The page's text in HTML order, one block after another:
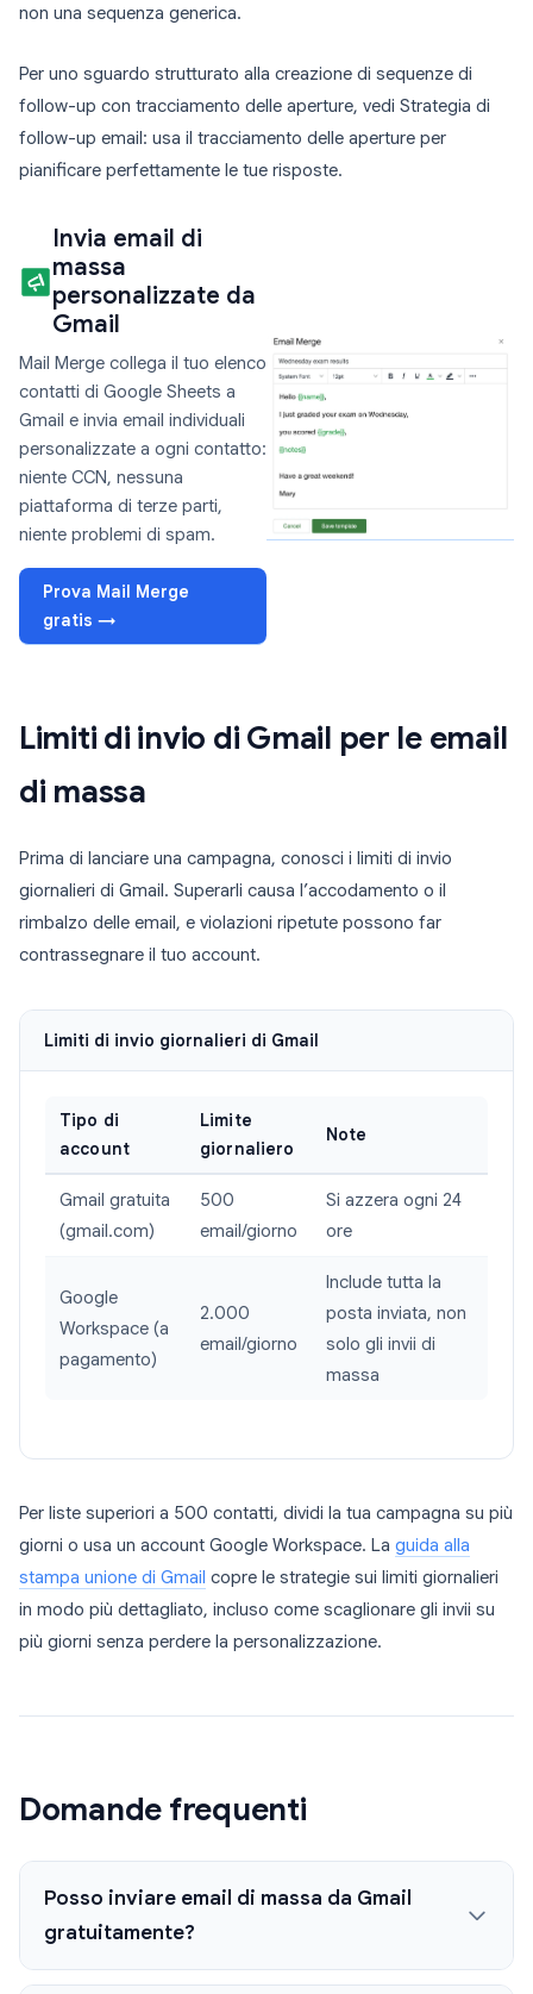
non una sequenza generica.
Per uno sguardo strutturato alla creazione di sequenze di
follow-up con tracciamento delle aperture, vedi Strategia di
follow-up email: usa il tracciamento delle aperture per
pianificare perfettamente le tue risposte.
Invia email di
massa
personalizzate da
Gmail
Mail Merge collega il tuo elenco
contatti di Google Sheets a
Gmail e invia email individuali
personalizzate a ogni contatto:
niente CCN, nessuna
piattaforma di terze parti,
niente problemi di spam.
Prova Mail Merge
gratis →
Limiti di invio di Gmail per le email
di massa
Prima di lanciare una campagna, conosci i limiti di invio
giornalieri di Gmail. Superarli causa l’accodamento o il
rimbalzo delle email, e violazioni ripetute possono far
contrassegnare il tuo account.
Limiti di invio giornalieri di Gmail
Tipo di
account
Limite
giornaliero
Note
Gmail gratuita
(gmail.com)
500
email/giorno
Si azzera ogni 24
ore
Google
Workspace (a
pagamento)
2.000
email/giorno
Include tutta la
posta inviata, non
solo gli invii di
massa
Per liste superiori a 500 contatti, dividi la tua campagna su più
giorni o usa un account Google Workspace. La guida alla
stampa unione di Gmail copre le strategie sui limiti giornalieri
in modo più dettagliato, incluso come scaglionare gli invii su
più giorni senza perdere la personalizzazione.
Domande frequenti
Posso inviare email di massa da Gmail
gratuitamente?